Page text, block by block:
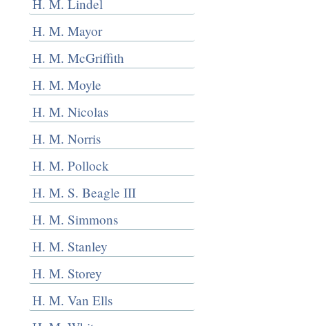
H. M. Lindel
H. M. Mayor
H. M. McGriffith
H. M. Moyle
H. M. Nicolas
H. M. Norris
H. M. Pollock
H. M. S. Beagle III
H. M. Simmons
H. M. Stanley
H. M. Storey
H. M. Van Ells